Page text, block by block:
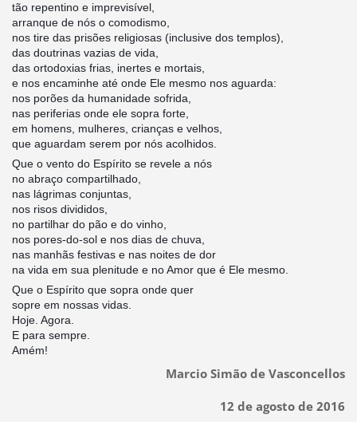
tão repentino e imprevisível,
arranque de nós o comodismo,
nos tire das prisões religiosas (inclusive dos templos),
das doutrinas vazias de vida,
das ortodoxias frias, inertes e mortais,
e nos encaminhe até onde Ele mesmo nos aguarda:
nos porões da humanidade sofrida,
nas periferias onde ele sopra forte,
em homens, mulheres, crianças e velhos,
que aguardam serem por nós acolhidos.
Que o vento do Espírito se revele a nós
no abraço compartilhado,
nas lágrimas conjuntas,
nos risos divididos,
no partilhar do pão e do vinho,
nos pores-do-sol e nos dias de chuva,
nas manhãs festivas e nas noites de dor
na vida em sua plenitude e no Amor que é Ele mesmo.
Que o Espírito que sopra onde quer
sopre em nossas vidas.
Hoje. Agora.
E para sempre.
Amém!
Marcio Simão de Vasconcellos
12 de agosto de 2016